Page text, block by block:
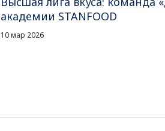
академии STANFOOD
10 мар 2026